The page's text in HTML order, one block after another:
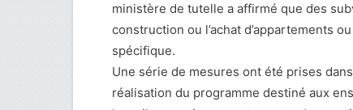
ministère de tutelle a affirmé que des
construction ou l’achat d’appartements
spécifique.
Une série de mesures ont été prises
réalisation du programme destiné aux